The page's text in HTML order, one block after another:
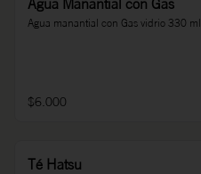
Agua Manantial con Gas
Agua manantial con Gas vidrio 330 ml
$6.000
Té Hatsu